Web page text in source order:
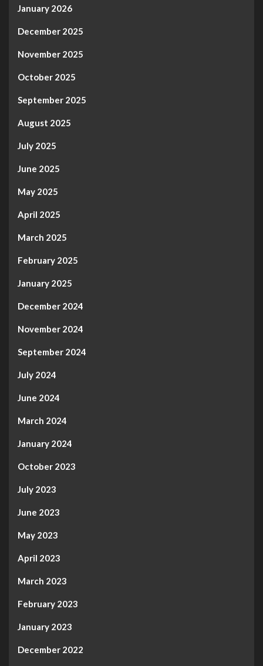
January 2026
December 2025
November 2025
October 2025
September 2025
August 2025
July 2025
June 2025
May 2025
April 2025
March 2025
February 2025
January 2025
December 2024
November 2024
September 2024
July 2024
June 2024
March 2024
January 2024
October 2023
July 2023
June 2023
May 2023
April 2023
March 2023
February 2023
January 2023
December 2022